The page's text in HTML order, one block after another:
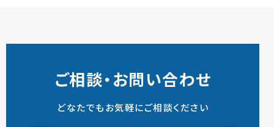
ご相談・お問い合わせ
どなたでもお気軽にご相談ください